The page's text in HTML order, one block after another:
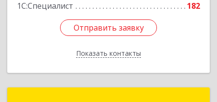
1С:Специалист 182
Отправить заявку
Показать контакты
Отправить заявку
Назад